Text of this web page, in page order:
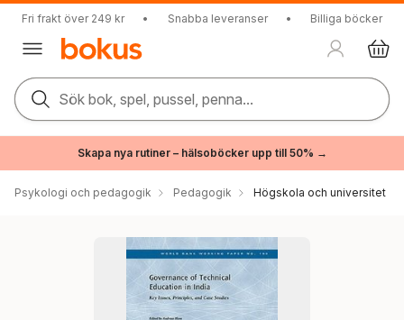
Fri frakt över 249 kr • Snabba leveranser • Billiga böcker
Sök bok, spel, pussel, penna...
Skapa nya rutiner – hälsoböcker upp till 50% →
Psykologi och pedagogik Pedagogik Högskola och universitet